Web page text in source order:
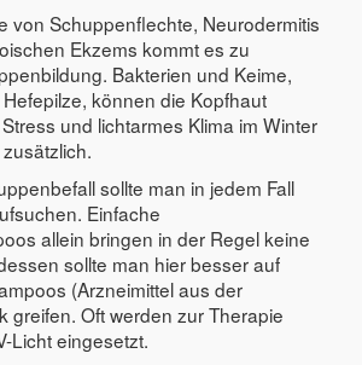
von Schuppenflechte, Neurodermitis
Ekzems kommt es zu
Bakterien und Keime,
können die Kopfhaut
und lichtarmes Klima im Winter
sollte man in jedem Fall
Einfache
allein bringen in der Regel keine
sollte man hier besser auf
(Arzneimittel aus der
greifen. Oft werden zur Therapie
Licht eingesetzt.